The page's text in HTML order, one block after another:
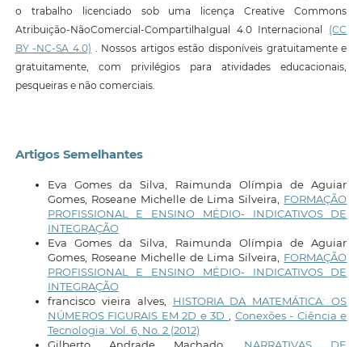
o trabalho licenciado sob uma licença Creative Commons
Atribuição-NãoComercial-CompartilhaIgual 4.0 Internacional (CC
BY -NC-SA 4.0) . Nossos artigos estão disponíveis gratuitamente e
gratuitamente, com privilégios para atividades educacionais,
pesqueiras e não comerciais.
Artigos Semelhantes
Eva Gomes da Silva, Raimunda Olímpia de Aguiar
Gomes, Roseane Michelle de Lima Silveira, FORMAÇÃO
PROFISSIONAL E ENSINO MÉDIO- INDICATIVOS DE
INTEGRAÇÃO
Eva Gomes da Silva, Raimunda Olímpia de Aguiar
Gomes, Roseane Michelle de Lima Silveira, FORMAÇÃO
PROFISSIONAL E ENSINO MÉDIO- INDICATIVOS DE
INTEGRAÇÃO
francisco vieira alves, HISTORIA DA MATEMÁTICA: OS
NÚMEROS FIGURAIS EM 2D e 3D
Conexões - Ciência e
Tecnologia: Vol. 6, No. 2 (2012)